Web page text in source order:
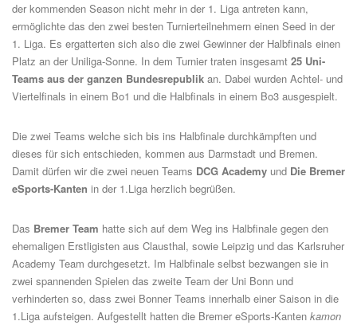
der kommenden Season nicht mehr in der 1. Liga antreten kann,
ermöglichte das den zwei besten Turnierteilnehmern einen Seed in der
1. Liga. Es ergatterten sich also die zwei Gewinner der Halbfinals einen
Platz an der Uniliga-Sonne. In dem Turnier traten insgesamt 25 Uni-
Teams aus der ganzen Bundesrepublik an. Dabei wurden Achtel- und
Viertelfinals in einem Bo1 und die Halbfinals in einem Bo3 ausgespielt.
Die zwei Teams welche sich bis ins Halbfinale durchkämpften und
dieses für sich entschieden, kommen aus Darmstadt und Bremen.
Damit dürfen wir die zwei neuen Teams DCG Academy und Die Bremer
eSports-Kanten in der 1.Liga herzlich begrüßen.
Das Bremer Team hatte sich auf dem Weg ins Halbfinale gegen den
ehemaligen Erstligisten aus Clausthal, sowie Leipzig und das Karlsruher
Academy Team durchgesetzt. Im Halbfinale selbst bezwangen sie in
zwei spannenden Spielen das zweite Team der Uni Bonn und
verhinderten so, dass zwei Bonner Teams innerhalb einer Saison in die
1.Liga aufsteigen. Aufgestellt hatten die Bremer eSports-Kanten kamon